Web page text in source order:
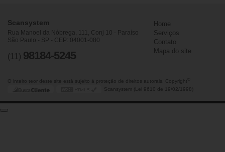
Scansystem
Rua Manoel da Nóbrega, 111, Conj 10 - Paraíso
São Paulo - SP - CEP: 04001-080
(11) 98184-5245
Home
Serviços
Contato
Mapa do site
O inteiro teor deste site está sujeito à proteção de direitos autorais. Copyright
Scansystem (Lei 9610 de 19/02/1998)